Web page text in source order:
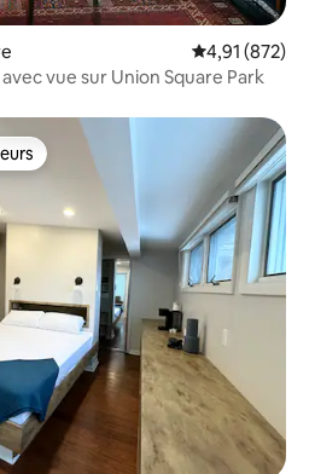
Note
4,91 (872)
vue sur Union Square Park
parmi les plus aimés